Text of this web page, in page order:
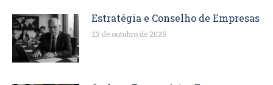
Estratégia e Conselho de Empresas
23 de outubro de 2025